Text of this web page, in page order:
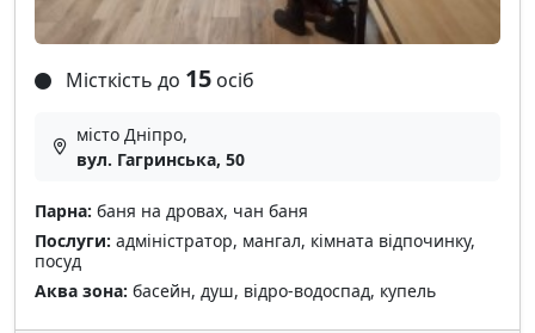
Місткість до 15 осіб
місто Дніпро,
вул. Гагринська, 50
Парна: баня на дровах, чан баня
Послуги: адміністратор, мангал, кімната відпочинку,
посуд
Аква зона: басейн, душ, відро-водоспад, купель